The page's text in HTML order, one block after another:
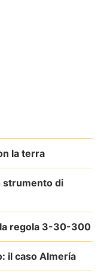
la terra
strumento di
regola 3-30-300
il caso Almería